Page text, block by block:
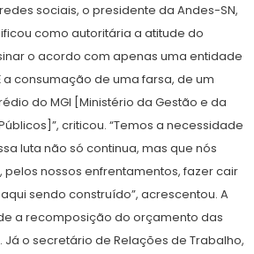
sociais, o presidente da Andes-SN,
como autoritária a atitude do
o acordo com apenas uma entidade
a consumação de uma farsa, de um
do MGI [Ministério da Gestão e da
criticou. “Temos a necessidade
luta não só continua, mas que nós
pelos nossos enfrentamentos, fazer cair
sendo construído”, acrescentou. A
a recomposição do orçamento das
o secretário de Relações de Trabalho,